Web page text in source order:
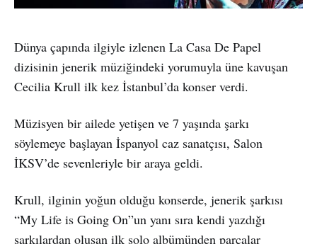
Dünya çapında ilgiyle izlenen La Casa De Papel
dizisinin jenerik müziğindeki yorumuyla üne kavuşan
Cecilia Krull ilk kez İstanbul’da konser verdi.
Müzisyen bir ailede yetişen ve 7 yaşında şarkı
söylemeye başlayan İspanyol caz sanatçısı, Salon
İKSV’de sevenleriyle bir araya geldi.
Krull, ilginin yoğun olduğu konserde, jenerik şarkısı
“My Life is Going On”un yanı sıra kendi yazdığı
şarkılardan oluşan ilk solo albümünden parçalar